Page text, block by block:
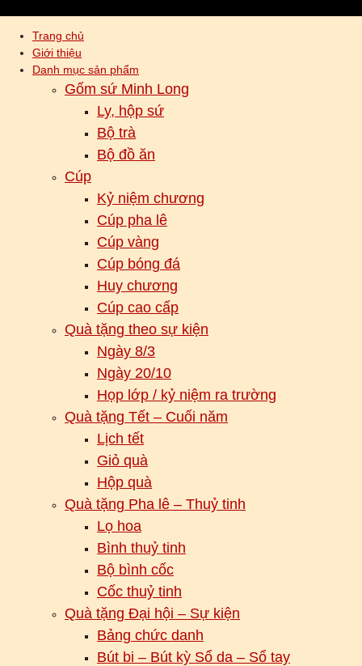
Trang chủ
Giới thiệu
Danh mục sản phẩm
Gốm sứ Minh Long
Ly, hộp sứ
Bộ trà
Bộ đồ ăn
Cúp
Kỷ niệm chương
Cúp pha lê
Cúp vàng
Cúp bóng đá
Huy chương
Cúp cao cấp
Quà tặng theo sự kiện
Ngày 8/3
Ngày 20/10
Họp lớp / kỷ niệm ra trường
Quà tặng Tết – Cuối năm
Lịch tết
Giỏ quà
Hộp quà
Quà tặng Pha lê – Thuỷ tinh
Lọ hoa
Bình thuỷ tinh
Bộ bình cốc
Cốc thuỷ tinh
Quà tặng Đại hội – Sự kiện
Bảng chức danh
Bút bi – Bút kỳ Sổ da – Sổ tay